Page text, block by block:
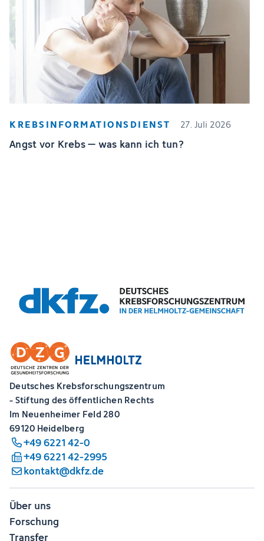
KREBSINFORMATIONSDIENST 27. Juli 2026
Angst vor Krebs – was kann ich tun?
Deutsches Krebsforschungszentrum
- Stiftung des öffentlichen Rechts
Im Neuenheimer Feld 280
69120 Heidelberg
+49 6221 42-0
+49 6221 42-2995
kontakt@dkfz.de
Über uns
Forschung
Transfer